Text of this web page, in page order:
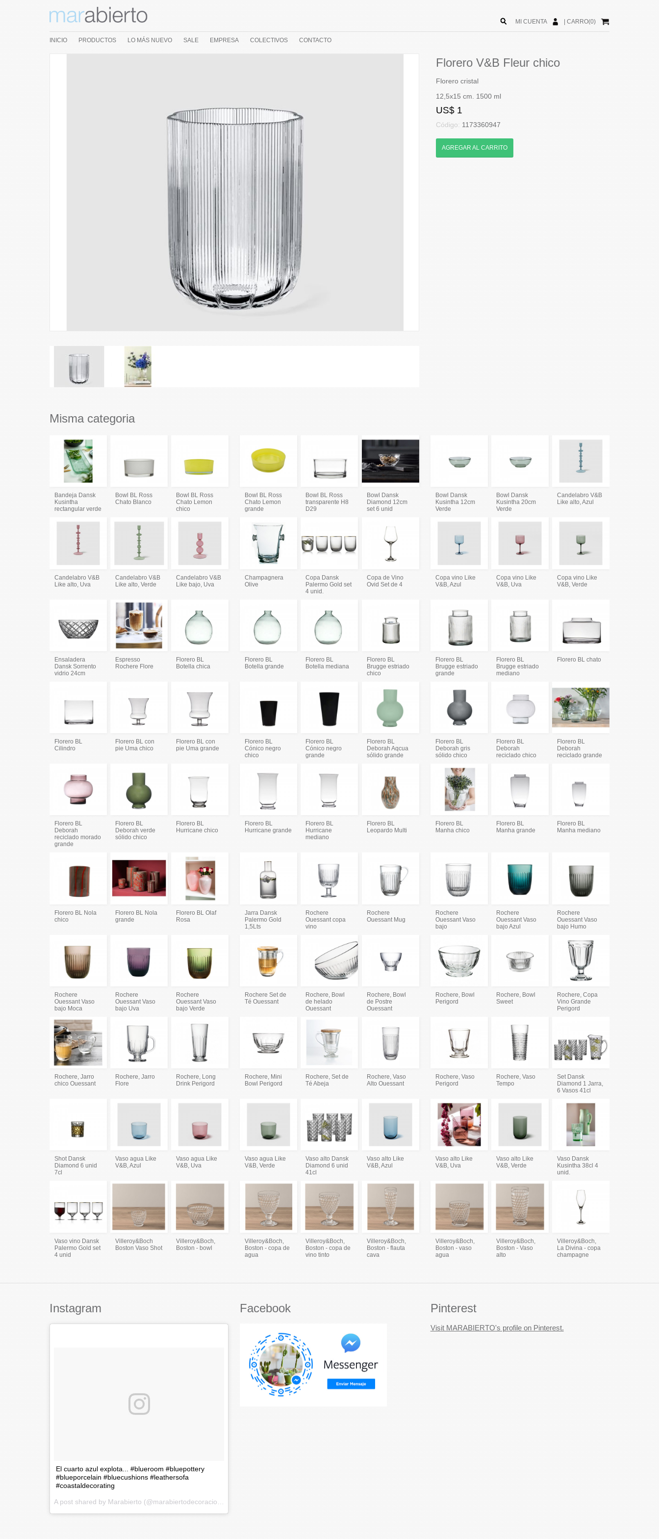
|CARRO(0)
MI CUENTA
INICIO PRODUCTOS LO MÁS NUEVO SALE EMPRESA COLECTIVOS CONTACTO
Florero V&B Fleur chico
Florero cristal
12,5x15 cm. 1500 ml
US$ 1
Código: 1173360947
AGREGAR AL CARRITO
Misma categoria
Bandeja Dansk
Kusintha
rectangular verde
Bowl BL Ross
Chato Blanco
Bowl BL Ross
Chato Lemon
chico
Bowl BL Ross
Chato Lemon
grande
Bowl BL Ross
transparente H8
D29
Bowl Dansk
Diamond 12cm
set 6 unid
Bowl Dansk
Kusintha 12cm
Verde
Bowl Dansk
Kusintha 20cm
Verde
Candelabro V&B
Like alto, Azul
Candelabro V&B
Like alto, Uva
Candelabro V&B
Like alto, Verde
Candelabro V&B
Like bajo, Uva
Champagnera
Olive
Copa Dansk
Palermo Gold set
4 unid.
Copa de Vino
Ovid Set de 4
Copa vino Like
V&B, Azul
Copa vino Like
V&B, Uva
Copa vino Like
V&B, Verde
Ensaladera
Dansk Sorrento
vidrio 24cm
Espresso
Rochere Flore
Florero BL
Botella chica
Florero BL
Botella grande
Florero BL
Botella mediana
Florero BL
Brugge estriado
chico
Florero BL
Brugge estriado
grande
Florero BL
Brugge estriado
mediano
Florero BL chato
Florero BL
Cilindro
Florero BL con
pie Uma chico
Florero BL con
pie Uma grande
Florero BL
Cónico negro
chico
Florero BL
Cónico negro
grande
Florero BL
Deborah Aqcua
sólido grande
Florero BL
Deborah gris
sólido chico
Florero BL
Deborah
reciclado chico
Florero BL
Deborah
reciclado grande
Florero BL
Deborah
reciclado morado
grande
Florero BL
Deborah verde
sólido chico
Florero BL
Hurricane chico
Florero BL
Hurricane grande
Florero BL
Hurricane
mediano
Florero BL
Leopardo Multi
Florero BL
Manha chico
Florero BL
Manha grande
Florero BL
Manha mediano
Florero BL Nola
chico
Florero BL Nola
grande
Florero BL Olaf
Rosa
Jarra Dansk
Palermo Gold
1,5Lts
Rochere
Ouessant copa
vino
Rochere
Ouessant Mug
Rochere
Ouessant Vaso
bajo
Rochere
Ouessant Vaso
bajo Azul
Rochere
Ouessant Vaso
bajo Humo
Rochere
Ouessant Vaso
bajo Moca
Rochere
Ouessant Vaso
bajo Uva
Rochere
Ouessant Vaso
bajo Verde
Rochere Set de
Té Ouessant
Rochere, Bowl
de helado
Ouessant
Rochere, Bowl
de Postre
Ouessant
Rochere, Bowl
Perigord
Rochere, Bowl
Sweet
Rochere, Copa
Vino Grande
Perigord
Rochere, Jarro
chico Ouessant
Rochere, Jarro
Flore
Rochere, Long
Drink Perigord
Rochere, Mini
Bowl Perigord
Rochere, Set de
Té Abeja
Rochere, Vaso
Alto Ouessant
Rochere, Vaso
Perigord
Rochere, Vaso
Tempo
Set Dansk
Diamond 1 Jarra,
6 Vasos 41cl
Shot Dansk
Diamond 6 unid
7cl
Vaso agua Like
V&B, Azul
Vaso agua Like
V&B, Uva
Vaso agua Like
V&B, Verde
Vaso alto Dansk
Diamond 6 unid
41cl
Vaso alto Like
V&B, Azul
Vaso alto Like
V&B, Uva
Vaso alto Like
V&B, Verde
Vaso Dansk
Kusintha 38cl 4
unid.
Vaso vino Dansk
Palermo Gold set
4 unid
Villeroy&Boch
Boston Vaso Shot
Villeroy&Boch,
Boston - bowl
Villeroy&Boch,
Boston - copa de
agua
Villeroy&Boch,
Boston - copa de
vino tinto
Villeroy&Boch,
Boston - flauta
cava
Villeroy&Boch,
Boston - vaso
agua
Villeroy&Boch,
Boston - Vaso
alto
Villeroy&Boch,
La Divina - copa
champagne
Instagram
El cuarto azul explota... #blueroom #bluepottery
#blueporcelain #bluecushions #leathersofa
#coastaldecorating
Facebook Pinterest
Visit MARABIERTO's profile on Pinterest.